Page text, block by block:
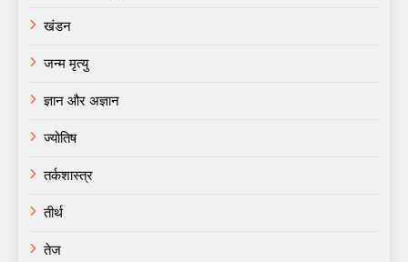
खंडन
जन्म मृत्यु
ज्ञान और अज्ञान
ज्योतिष
तर्कशास्त्र
तीर्थ
तेज